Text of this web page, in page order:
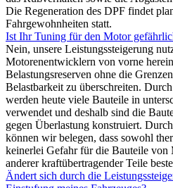
Die Regeneration des DPF findet
Fahrgewohnheiten statt.
Ist Ihr Tuning für den Motor
Nein, unsere Leistungssteigerung
Motorenentwicklern von vorne
Belastungsreserven ohne die
Belastbarkeit zu überschreiten.
werden heute viele Bauteile in
verwendet und deshalb sind die
gegen Überlastung konstruiert.
können wir belegen, dass sowohl
keinerlei Gefahr für die Bauteile von
anderer kraftübertragender Teile
Ändert sich durch die